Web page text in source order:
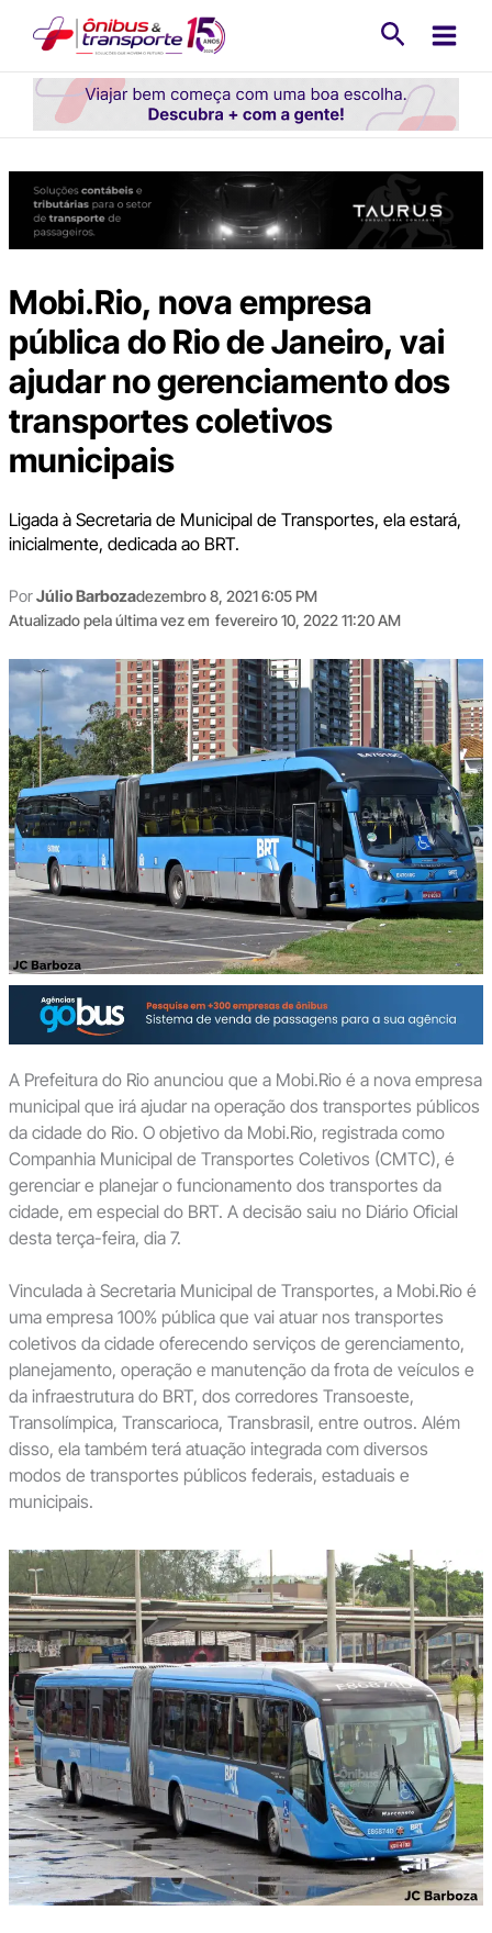
conteúdo
Mobi.Rio, nova empresa
pública do Rio de Janeiro, vai
ajudar no gerenciamento dos
transportes coletivos
municipais
Ligada à Secretaria de Municipal de Transportes, ela estará,
inicialmente, dedicada ao BRT.
PorJúlio Barbozadezembro 8, 2021 6:05 PM
Atualizado pela última vez em fevereiro 10, 2022 11:20 AM
A Prefeitura do Rio anunciou que a Mobi.Rio é a nova empresa
municipal que irá ajudar na operação dos transportes públicos
da cidade do Rio. O objetivo da Mobi.Rio, registrada como
Companhia Municipal de Transportes Coletivos (CMTC), é
gerenciar e planejar o funcionamento dos transportes da
cidade, em especial do BRT. A decisão saiu no Diário Oficial
desta terça-feira, dia 7.
Vinculada à Secretaria Municipal de Transportes, a Mobi.Rio é
uma empresa 100% pública que vai atuar nos transportes
coletivos da cidade oferecendo serviços de gerenciamento,
planejamento, operação e manutenção da frota de veículos e
da infraestrutura do BRT, dos corredores Transoeste,
Transolímpica, Transcarioca, Transbrasil, entre outros. Além
disso, ela também terá atuação integrada com diversos
modos de transportes públicos federais, estaduais e
municipais.